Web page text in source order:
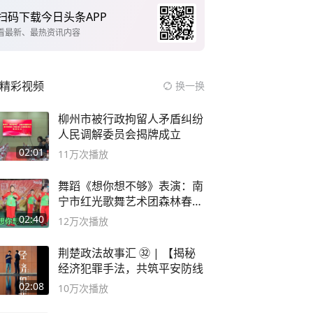
码下载今日头条APP
最新、最热资讯内容
精彩视频 换一换
02:01
柳州市被行政拘留人矛盾纠纷
人民调解委员会揭牌成立
11万次播放
02:40
舞蹈《想你想不够》表演：南
宁市红光歌舞艺术团森林春红
舞蹈队。
12万次播放
02:08
荆楚政法故事汇 ㉜ | 【揭秘
经济犯罪手法，共筑平安防线
10万次播放